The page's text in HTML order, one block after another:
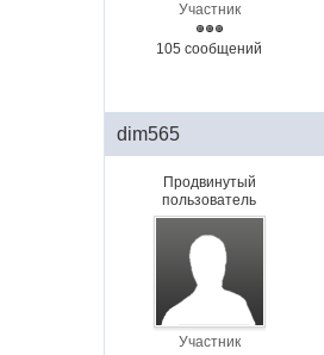
Участник
105 сообщений
dim565
Продвинутый
пользователь
Участник